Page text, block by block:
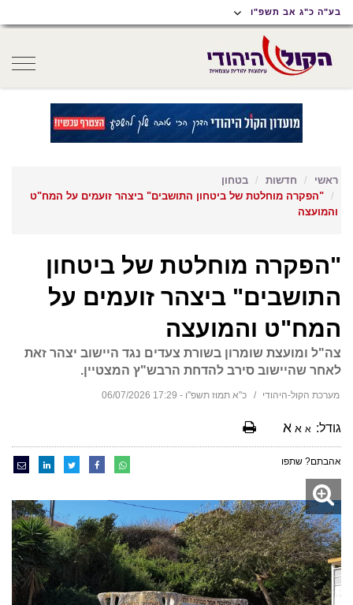
תפריט
נגישות
תפריט
ראשי
תוכן
ראשי
בע"ה כ"ג אב תשפ"ו
ראשי חדשות
בטחון
"הפקרה מוחלטת של ביטחון התושבים" ביצהר זועמים על המח"ט
והמועצה
"הפקרה מוחלטת של ביטחון
התושבים" ביצהר זועמים על
המח"ט והמועצה
צה"ל ומועצת שומרון בשורת צעדים נגד היישוב יצהר זאת
לאחר שהיישוב סירב להדחת הרבש"ץ המצטיין.
מערכת הקול-היהודי כ"א תמוז תשפ"ו - 17:29 06/07/2026
גודל: א א א
אהבתם? שתפו